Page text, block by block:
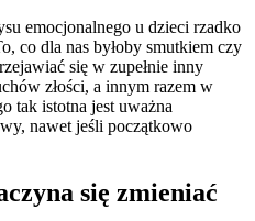
emocjonalnego u dzieci rzadko
co dla nas byłoby smutkiem czy
się w zupełnie inny
złości, a innym razem w
tak istotna jest uważna
nawet jeśli początkowo
się zmieniać